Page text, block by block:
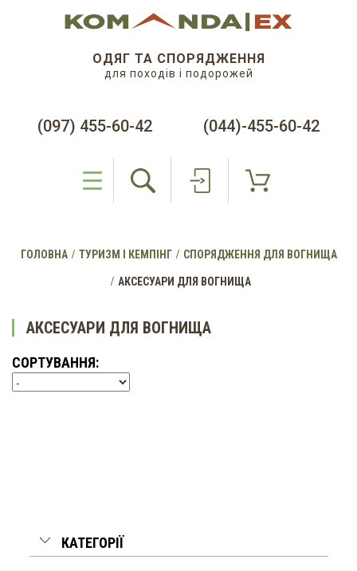
ОДЯГ ТА СПОРЯДЖЕННЯ
для походів і подорожей
(097) 455-60-42 (044)-455-60-42
ГОЛОВНА ТУРИЗМ І КЕМПІНГ СПОРЯДЖЕННЯ ДЛЯ ВОГНИЩА
АКСЕСУАРИ ДЛЯ ВОГНИЩА
АКСЕСУАРИ ДЛЯ ВОГНИЩА
СОРТУВАННЯ:
КАТЕГОРІЇ